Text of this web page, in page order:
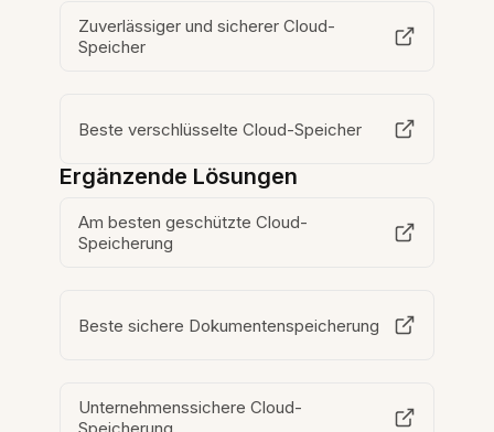
Zuverlässiger und sicherer Cloud-
Speicher
Beste verschlüsselte Cloud-Speicher
Ergänzende Lösungen
Am besten geschützte Cloud-
Speicherung
Beste sichere Dokumentenspeicherung
Unternehmenssichere Cloud-